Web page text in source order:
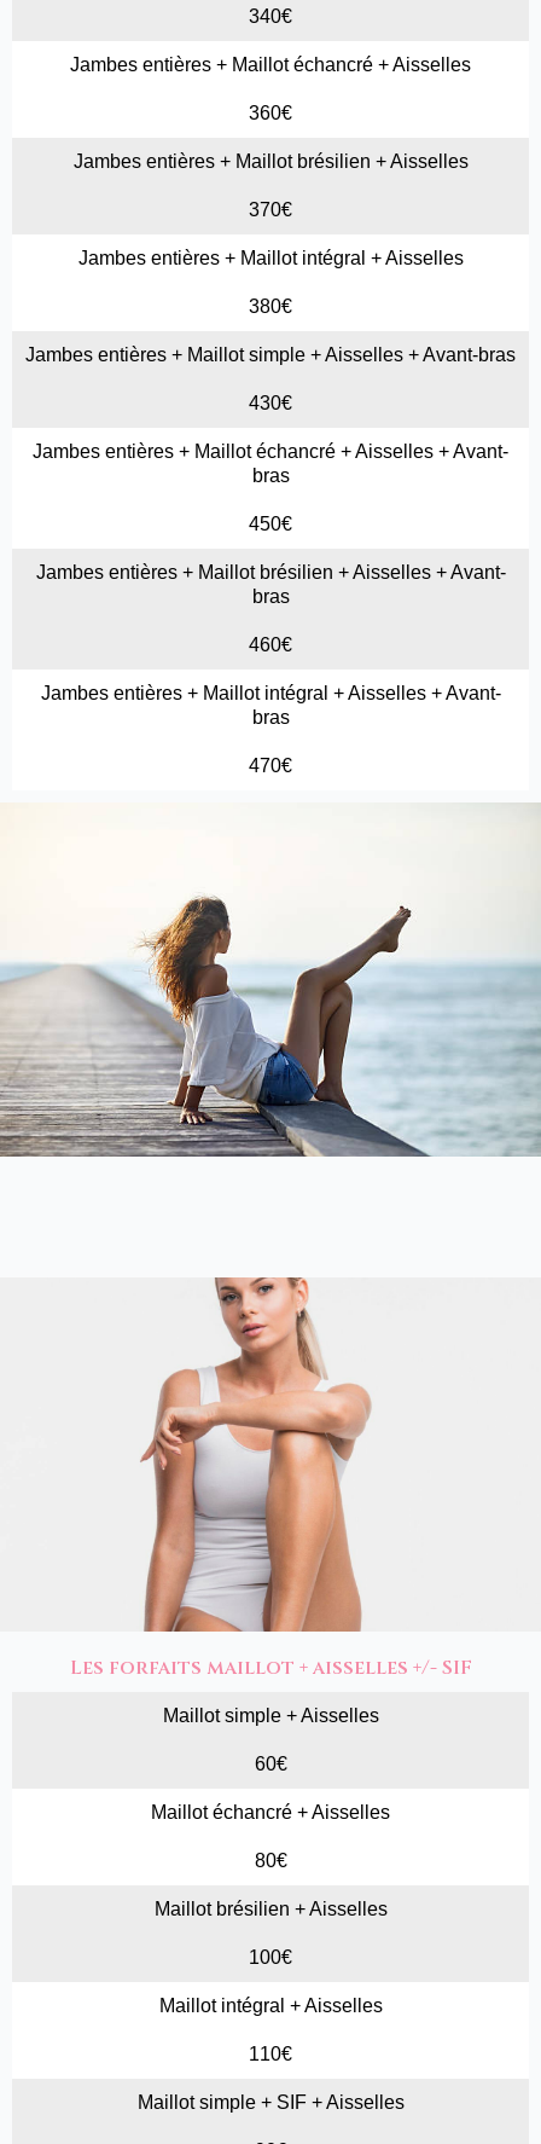
340€
Jambes entières + Maillot échancré + Aisselles
360€
Jambes entières + Maillot brésilien + Aisselles
370€
Jambes entières + Maillot intégral + Aisselles
380€
Jambes entières + Maillot simple + Aisselles + Avant-bras
430€
Jambes entières + Maillot échancré + Aisselles + Avant-
bras
450€
Jambes entières + Maillot brésilien + Aisselles + Avant-
bras
460€
Jambes entières + Maillot intégral + Aisselles + Avant-
bras
470€
Les forfaits maillot + aisselles +/- SIF
Maillot simple + Aisselles
60€
Maillot échancré + Aisselles
80€
Maillot brésilien + Aisselles
100€
Maillot intégral + Aisselles
110€
Maillot simple + SIF + Aisselles